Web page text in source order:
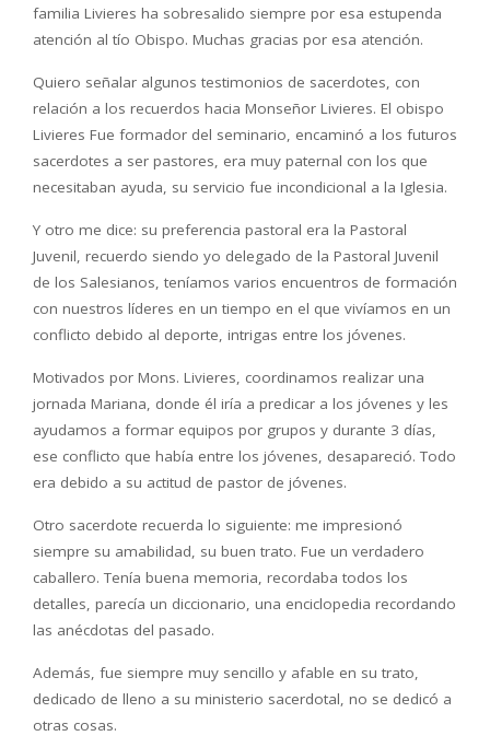
familia Livieres ha sobresalido siempre por esa estupenda
atención al tío Obispo. Muchas gracias por esa atención.
Quiero señalar algunos testimonios de sacerdotes, con
relación a los recuerdos hacia Monseñor Livieres. El obispo
Livieres Fue formador del seminario, encaminó a los futuros
sacerdotes a ser pastores, era muy paternal con los que
necesitaban ayuda, su servicio fue incondicional a la Iglesia.
Y otro me dice: su preferencia pastoral era la Pastoral
Juvenil, recuerdo siendo yo delegado de la Pastoral Juvenil
de los Salesianos, teníamos varios encuentros de formación
con nuestros líderes en un tiempo en el que vivíamos en un
conflicto debido al deporte, intrigas entre los jóvenes.
Motivados por Mons. Livieres, coordinamos realizar una
jornada Mariana, donde él iría a predicar a los jóvenes y les
ayudamos a formar equipos por grupos y durante 3 días,
ese conflicto que había entre los jóvenes, desapareció. Todo
era debido a su actitud de pastor de jóvenes.
Otro sacerdote recuerda lo siguiente: me impresionó
siempre su amabilidad, su buen trato. Fue un verdadero
caballero. Tenía buena memoria, recordaba todos los
detalles, parecía un diccionario, una enciclopedia recordando
las anécdotas del pasado.
Además, fue siempre muy sencillo y afable en su trato,
dedicado de lleno a su ministerio sacerdotal, no se dedicó a
otras cosas.